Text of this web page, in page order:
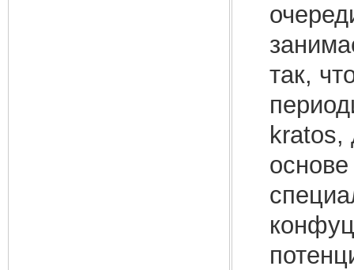
так,
kratos,